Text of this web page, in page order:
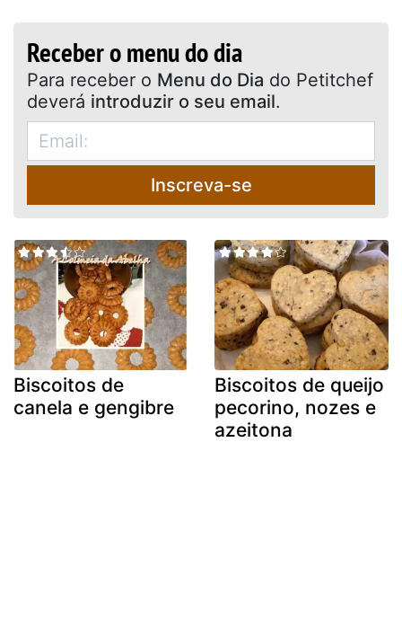
Receber o menu do dia
Para receber o Menu do Dia do Petitchef
deverá introduzir o seu email.
Inscreva-se
Biscoitos de
canela e gengibre
Biscoitos de queijo
pecorino, nozes e
azeitona